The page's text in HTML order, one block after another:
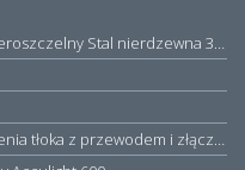
RS PRO Nakrętka zabezpieczająca Aeroszczelny Stal nierdzewna 316 Zwykłe
CE3M8P W0952029394 Czujnik położenia tłoka z przewodem i złączem M8, PNP NO, 10...30VDC, 100mA, METALWORK, METAL WORK jak MZT1-0